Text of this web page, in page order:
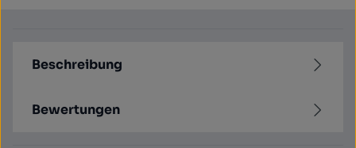
Beschreibung
Bewertungen